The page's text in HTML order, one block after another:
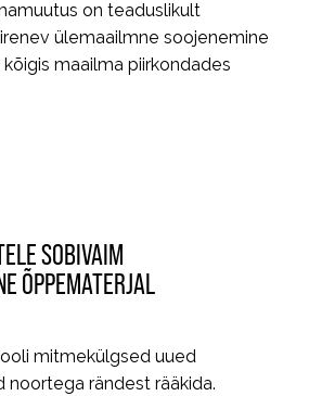
on teaduslikult
ülemaailmne soojenemine
maailma piirkondades
SOBIVAIM
ÕPPEMATERJAL
mitmekülgsed uued
noortega rändest rääkida.